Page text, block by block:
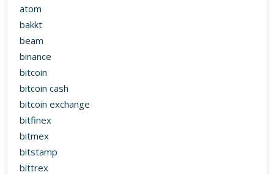
atom
bakkt
beam
binance
bitcoin
bitcoin cash
bitcoin exchange
bitfinex
bitmex
bitstamp
bittrex